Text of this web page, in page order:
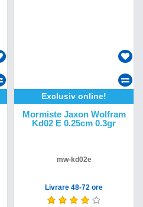
Exclusiv online!
Mormiste Jaxon Wolfram
Kd02 E 0.25cm 0.3gr
mw-kd02e
Livrare 48-72 ore